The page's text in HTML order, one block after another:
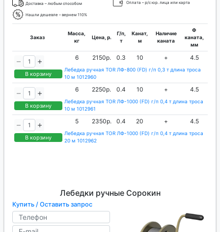
Доставка – любым способом Оплата – р/с юр. лица или карта
Нашли дешевле – вернем 110%
Заказ
Масса,
кг
Цена, р.
Г/п,
т
Канат,
м
Наличие
каната
Ф
каната,
мм
В корзину
6 2150р. 0.3 10 + 4.5
Лебедка ручная TOR ЛФ-800 (FD) г/п 0,3 т длина троса
10 м 1012960
В корзину
6 2250р. 0.4 10 + 4.5
Лебедка ручная TOR ЛФ-1000 (FD) г/п 0,4 т длина троса
10 м 1012961
В корзину
5 2350р. 0.4 20 + 4.5
Лебедка ручная TOR ЛФ-1000 (FD) г/п 0,4 т длина троса
20 м 1012962
Лебедки ручные Сорокин
Купить / Оставить запрос